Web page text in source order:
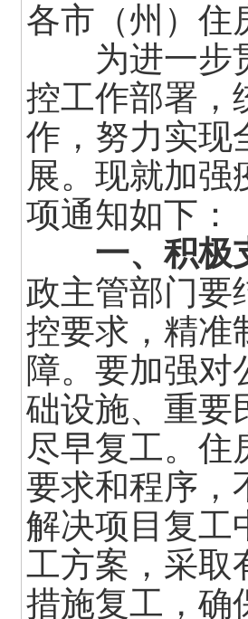
各市（州）住
为进一步贯
控工作部署，
作，努力实现
展。现就加强
项通知如下：
一、积极支
政主管部门要
控要求，精准
障。要加强对
础设施、重要
尽早复工。住
要求和程序，
解决项目复工
工方案，采取
措施复工，确